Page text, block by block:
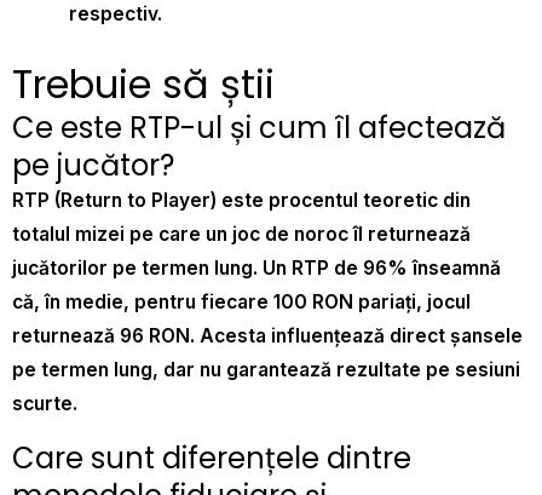
respectiv.
Trebuie să știi
Ce este RTP-ul și cum îl afectează
pe jucător?
RTP (Return to Player) este procentul teoretic din
totalul mizei pe care un joc de noroc îl returnează
jucătorilor pe termen lung. Un RTP de 96% înseamnă
că, în medie, pentru fiecare 100 RON pariați, jocul
returnează 96 RON. Acesta influențează direct șansele
pe termen lung, dar nu garantează rezultate pe sesiuni
scurte.
Care sunt diferențele dintre